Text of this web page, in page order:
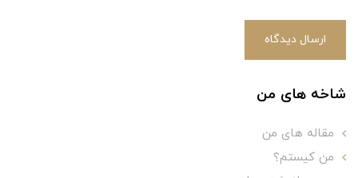
ارسال دیدگاه
شاخه های من
مقاله های من
من کیستم؟